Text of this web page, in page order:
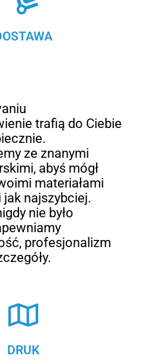
DRUK
trafią do Ciebie
ze znanymi
abyś mógł
materiałami
najszybciej.
nie było
profesjonalizm